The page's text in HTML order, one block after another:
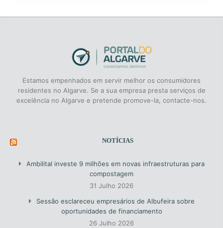
Estamos empenhados em servir melhor os consumidores
residentes no Algarve. Se a sua empresa presta serviços de
excelência no Algarve e pretende promove-la, contacte-nos.
NOTÍCIAS
Ambilital investe 9 milhões em novas infraestruturas para
compostagem
31 Julho 2026
Sessão esclareceu empresários de Albufeira sobre
oportunidades de financiamento
26 Julho 2026